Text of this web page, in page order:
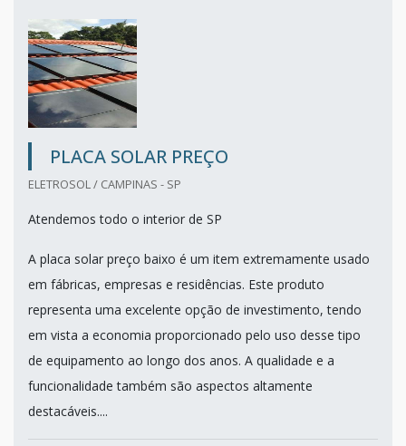
PLACA SOLAR PREÇO
ELETROSOL / CAMPINAS - SP
Atendemos todo o interior de SP
A placa solar preço baixo é um item extremamente usado
em fábricas, empresas e residências. Este produto
representa uma excelente opção de investimento, tendo
em vista a economia proporcionado pelo uso desse tipo
de equipamento ao longo dos anos. A qualidade e a
funcionalidade também são aspectos altamente
destacáveis....